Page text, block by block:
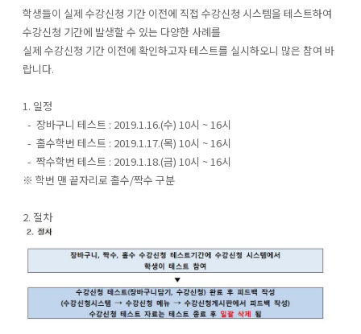
학생들이 실제 수강신청 기간 이전에 직접 수강신청 시스템을 테스트하여
수강신청 기간에 발생할 수 있는 다양한 사례를
실제 수강신청 기간 이전에 확인하고자 테스트를 실시하오니 많은 참여 바
랍니다.
1. 일정
- 장바구니 테스트 : 2019.1.16.(수) 10시 ~ 16시
- 홀수학번 테스트 : 2019.1.17.(목) 10시 ~ 16시
- 짝수학번 테스트 : 2019.1.18.(금) 10시 ~ 16시
※ 학번 맨 끝자리로 홀수/짝수 구분
2. 절차